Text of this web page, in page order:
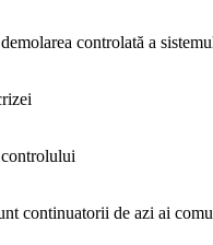
controlată a
continuatorii de azi ai